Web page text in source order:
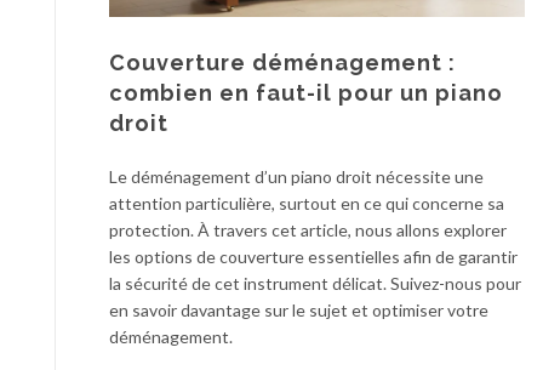
Couverture déménagement :
combien en faut-il pour un piano
droit
Le déménagement d’un piano droit nécessite une
attention particulière, surtout en ce qui concerne sa
protection. À travers cet article, nous allons explorer
les options de couverture essentielles afin de garantir
la sécurité de cet instrument délicat. Suivez-nous pour
en savoir davantage sur le sujet et optimiser votre
déménagement.